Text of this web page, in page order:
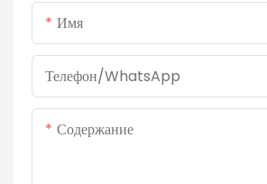
Имя
Телефон/WhatsApp
Содержание